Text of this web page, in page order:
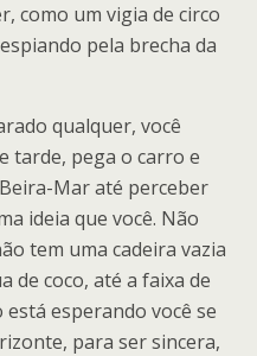
como um vigia de circo
pela brecha da
qualquer, você
tarde, pega o carro e
Mar até perceber
ideia que você. Não
tem uma cadeira vazia
de coco, até a faixa de
esperando você se
para ser sincera,